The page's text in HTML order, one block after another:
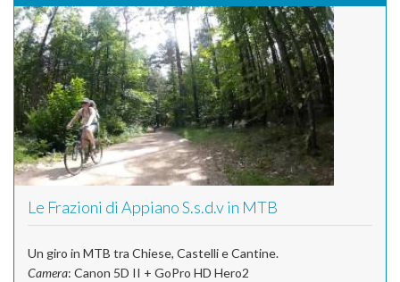
Le Frazioni di Appiano S.s.d.v in MTB
Un giro in MTB tra Chiese, Castelli e Cantine.
Camera: Canon 5D II + GoPro HD Hero2